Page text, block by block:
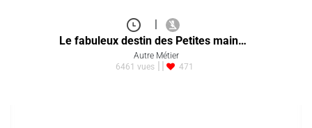
|
Le fabuleux destin des Petites main…
Autre Métier
6461 vues
471